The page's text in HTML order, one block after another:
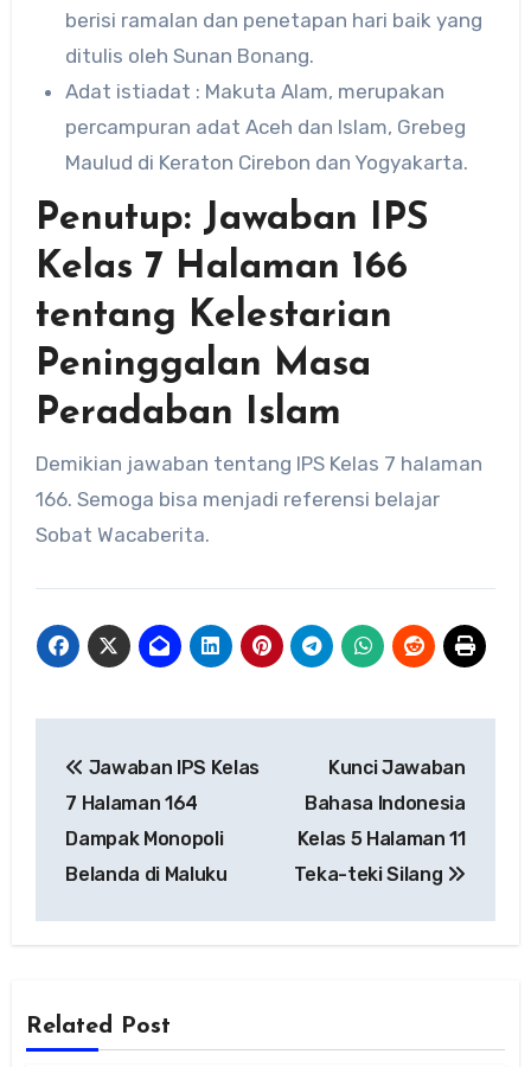
berisi ramalan dan penetapan hari baik yang
ditulis oleh Sunan Bonang.
Adat istiadat : Makuta Alam, merupakan
percampuran adat Aceh dan Islam, Grebeg
Maulud di Keraton Cirebon dan Yogyakarta.
Penutup: Jawaban IPS
Kelas 7 Halaman 166
tentang Kelestarian
Peninggalan Masa
Peradaban Islam
Demikian jawaban tentang IPS Kelas 7 halaman
166. Semoga bisa menjadi referensi belajar
Sobat Wacaberita.
pos
Jawaban IPS Kelas
7 Halaman 164
Dampak Monopoli
Belanda di Maluku
Kunci Jawaban
Bahasa Indonesia
Kelas 5 Halaman 11
Teka-teki Silang
Related Post